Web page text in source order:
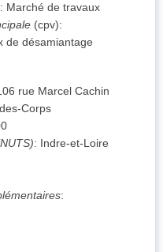
: Marché de travaux
(cpv):
de désamiantage
rue Marcel Cachin
Corps
: Indre-et-Loire
: